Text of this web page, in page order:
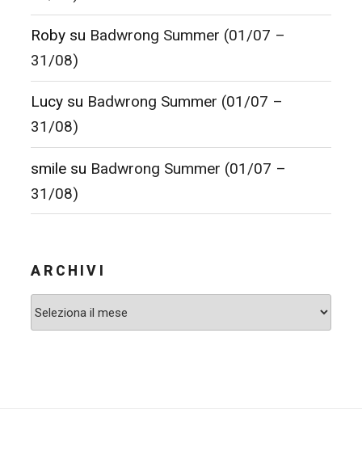
Roby su Badwrong Summer (01/07 –
31/08)
Lucy su Badwrong Summer (01/07 –
31/08)
smile su Badwrong Summer (01/07 –
31/08)
ARCHIVI
Archivi